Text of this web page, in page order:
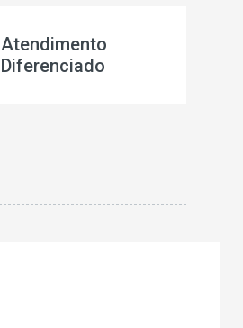
Atendimento
Diferenciado